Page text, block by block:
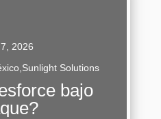
2026
Sunlight Solutions
bajo
seguros debe aprender
Durante los
ha sido protagonista